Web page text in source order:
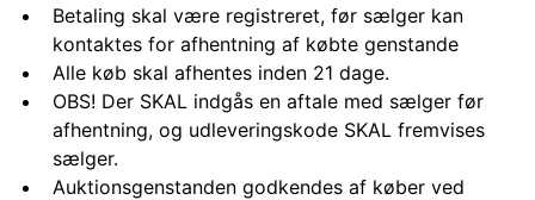
Betaling skal være registreret, før sælger kan
kontaktes for afhentning af købte genstande
Alle køb skal afhentes inden 21 dage.
OBS! Der SKAL indgås en aftale med sælger før
afhentning, og udleveringskode SKAL fremvises
sælger.
Auktionsgenstanden godkendes af køber ved